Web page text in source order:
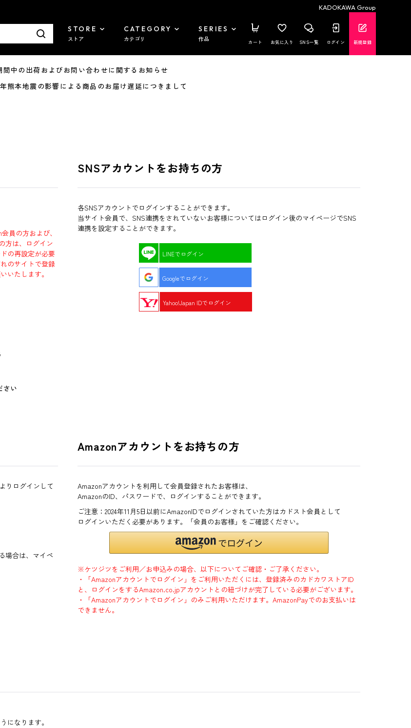
KADOKAWA Group
STORE
ストア
CATEGORY
カテゴリ
SERIES
作品 カート お気に入り SNS一覧 ログイン 新規登録
中の出荷およびお問い合わせに関するお知らせ
本地震の影響による商品のお届け遅延につきまして
員の方および、
方は、ログイン
の再設定が必要
のサイトで登録
いたします。
さい
りログインして
場合は、マイペ
SNSアカウントをお持ちの方
各SNSアカウントでログインすることができます。
当サイト会員で、SNS連携をされていないお客様についてはログイン後のマイページでSNS
連携を設定することができます。
LINEでログイン
Googleでログイン
Yahoo!Japan IDでログイン
Amazonアカウントをお持ちの方
Amazonアカウントを利用して会員登録されたお客様は、
AmazonのID、パスワードで、ログインすることができます。
ご注意：2024年11月5日以前にAmazonIDでログインされていた方はカドスト会員として
ログインいただく必要があります。「会員のお客様」をご確認ください。
※ケツジツをご利用／お申込みの場合、以下についてご確認・ご了承ください。
・「Amazonアカウントでログイン」をご利用いただくには、登録済みのカドカワストアID
と、ログインをするAmazon.co.jpアカウントとの紐づけが完了している必要がございます。
・「Amazonアカウントでログイン」のみご利用いただけます。AmazonPayでのお支払いは
できません。
になります。